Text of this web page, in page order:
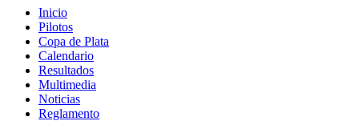
Inicio
Pilotos
Copa de Plata
Calendario
Resultados
Multimedia
Noticias
Reglamento